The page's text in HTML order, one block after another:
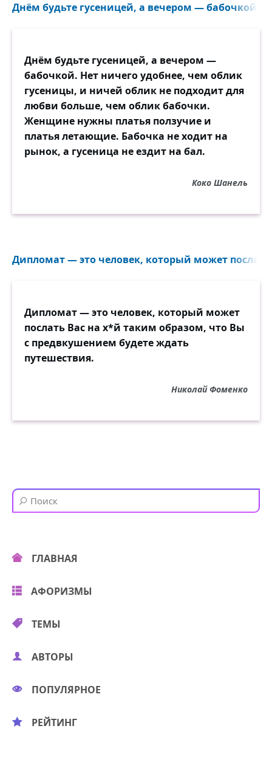
Днём будьте гусеницей, а вечером — бабочкой...
Днём будьте гусеницей, а вечером —
бабочкой. Нет ничего удобнее, чем облик
гусеницы, и ничей облик не подходит для
любви больше, чем облик бабочки.
Женщине нужны платья ползучие и
платья летающие. Бабочка не ходит на
рынок, а гусеница не ездит на бал.
Коко Шанель
Дипломат — это человек, который может
Дипломат — это человек, который может
послать Вас на х*й таким образом, что Вы
с предвкушением будете ждать
путешествия.
Николай Фоменко
ГЛАВНАЯ
АФОРИЗМЫ
ТЕМЫ
АВТОРЫ
ПОПУЛЯРНОЕ
РЕЙТИНГ